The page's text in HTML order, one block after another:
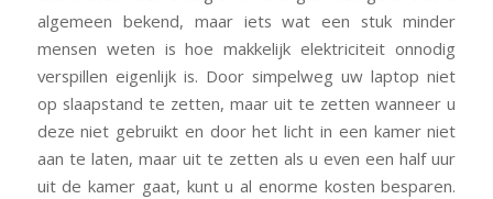
algemeen bekend, maar iets wat een stuk minder
mensen weten is hoe makkelijk elektriciteit onnodig
verspillen eigenlijk is. Door simpelweg uw laptop niet
op slaapstand te zetten, maar uit te zetten wanneer u
deze niet gebruikt en door het licht in een kamer niet
aan te laten, maar uit te zetten als u even een half uur
uit de kamer gaat, kunt u al enorme kosten besparen.